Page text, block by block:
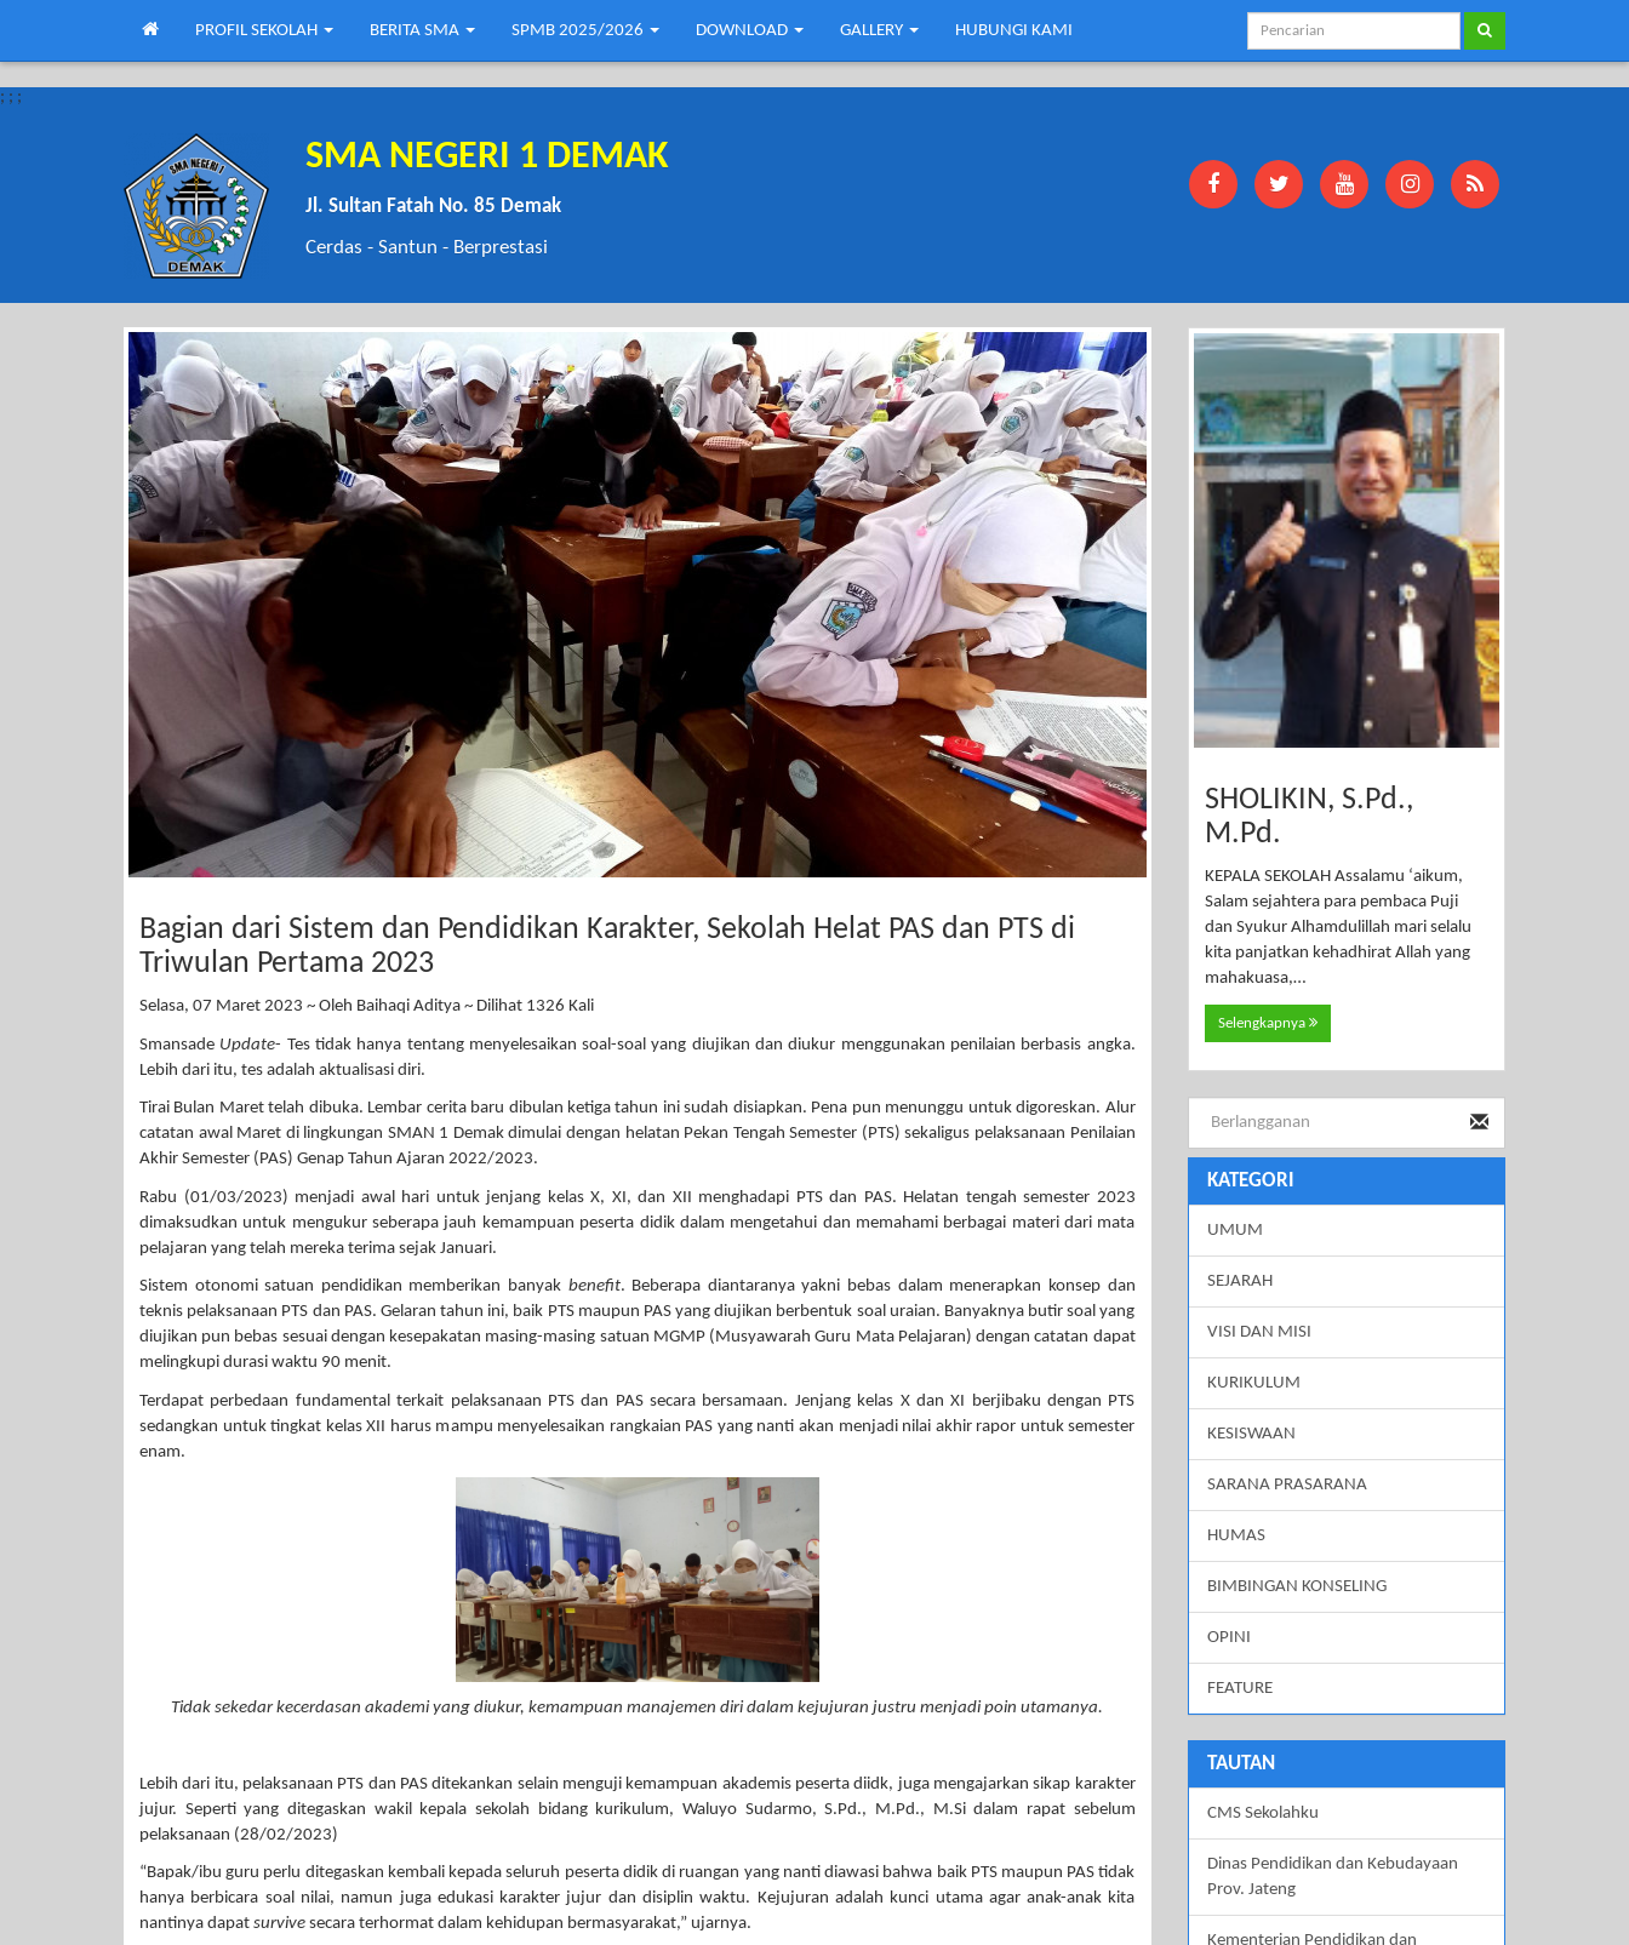
; ; ;
PROFIL SEKOLAH BERITA SMA SPMB 2025/2026 DOWNLOAD GALLERY HUBUNGI KAMI
SMA NEGERI 1 DEMAK
Jl. Sultan Fatah No. 85 Demak
Cerdas - Santun - Berprestasi
Bagian dari Sistem dan Pendidikan Karakter, Sekolah Helat PAS dan PTS di
Triwulan Pertama 2023
Selasa, 07 Maret 2023 ~ Oleh Baihaqi Aditya ~ Dilihat 1326 Kali
Smansade Update- Tes tidak hanya tentang menyelesaikan soal-soal yang diujikan dan diukur menggunakan penilaian berbasis angka.
Lebih dari itu, tes adalah aktualisasi diri.
Tirai Bulan Maret telah dibuka. Lembar cerita baru dibulan ketiga tahun ini sudah disiapkan. Pena pun menunggu untuk digoreskan. Alur
catatan awal Maret di lingkungan SMAN 1 Demak dimulai dengan helatan Pekan Tengah Semester (PTS) sekaligus pelaksanaan Penilaian
Akhir Semester (PAS) Genap Tahun Ajaran 2022/2023.
Rabu (01/03/2023) menjadi awal hari untuk jenjang kelas X, XI, dan XII menghadapi PTS dan PAS. Helatan tengah semester 2023
dimaksudkan untuk mengukur seberapa jauh kemampuan peserta didik dalam mengetahui dan memahami berbagai materi dari mata
pelajaran yang telah mereka terima sejak Januari.
Sistem otonomi satuan pendidikan memberikan banyak benefit. Beberapa diantaranya yakni bebas dalam menerapkan konsep dan
teknis pelaksanaan PTS dan PAS. Gelaran tahun ini, baik PTS maupun PAS yang diujikan berbentuk soal uraian. Banyaknya butir soal yang
diujikan pun bebas sesuai dengan kesepakatan masing-masing satuan MGMP (Musyawarah Guru Mata Pelajaran) dengan catatan dapat
melingkupi durasi waktu 90 menit.
Terdapat perbedaan fundamental terkait pelaksanaan PTS dan PAS secara bersamaan. Jenjang kelas X dan XI berjibaku dengan PTS
sedangkan untuk tingkat kelas XII harus mampu menyelesaikan rangkaian PAS yang nanti akan menjadi nilai akhir rapor untuk semester
enam.
Tidak sekedar kecerdasan akademi yang diukur, kemampuan manajemen diri dalam kejujuran justru menjadi poin utamanya.
Lebih dari itu, pelaksanaan PTS dan PAS ditekankan selain menguji kemampuan akademis peserta diidk, juga mengajarkan sikap karakter
jujur. Seperti yang ditegaskan wakil kepala sekolah bidang kurikulum, Waluyo Sudarmo, S.Pd., M.Pd., M.Si dalam rapat sebelum
pelaksanaan (28/02/2023)
“Bapak/ibu guru perlu ditegaskan kembali kepada seluruh peserta didik di ruangan yang nanti diawasi bahwa baik PTS maupun PAS tidak
hanya berbicara soal nilai, namun juga edukasi karakter jujur dan disiplin waktu. Kejujuran adalah kunci utama agar anak-anak kita
nantinya dapat survive secara terhormat dalam kehidupan bermasyarakat,” ujarnya.
SHOLIKIN, S.Pd.,
M.Pd.
KEPALA SEKOLAH Assalamu ‘aikum,
Salam sejahtera para pembaca Puji
dan Syukur Alhamdulillah mari selalu
kita panjatkan kehadhirat Allah yang
mahakuasa,…
Selengkapnya
KATEGORI
UMUM
SEJARAH
VISI DAN MISI
KURIKULUM
KESISWAAN
SARANA PRASARANA
HUMAS
BIMBINGAN KONSELING
OPINI
FEATURE
TAUTAN
CMS Sekolahku
Dinas Pendidikan dan Kebudayaan
Prov. Jateng
Kementerian Pendidikan dan